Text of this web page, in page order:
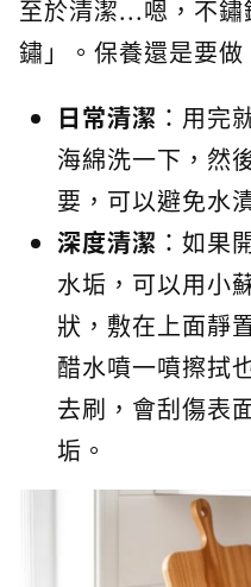
至於清潔...嗯，不
鏽」。保養還是要做
日常清潔 ：用完
海綿洗一下，然
要，可以避免水
深度清潔 ：如果
水垢，可以用小
狀，敷在上面靜
醋水噴一噴擦拭
去刷，會刮傷表
垢。